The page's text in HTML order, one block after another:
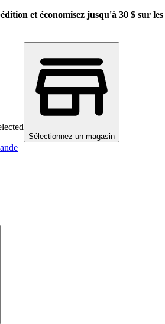
et économisez jusqu'à 30 $ sur
Sélectionnez un magasin